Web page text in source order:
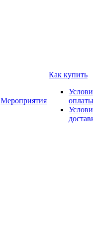
Мероприятия
Как купить
оплаты